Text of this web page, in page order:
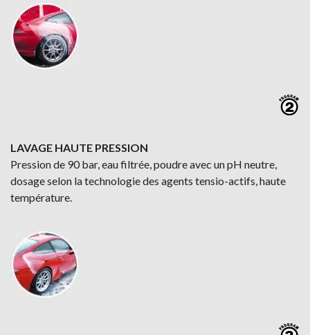
LAVAGE HAUTE PRESSION
Pression de 90 bar, eau filtrée, poudre avec un pH neutre,
dosage selon la technologie des agents tensio-actifs, haute
température.